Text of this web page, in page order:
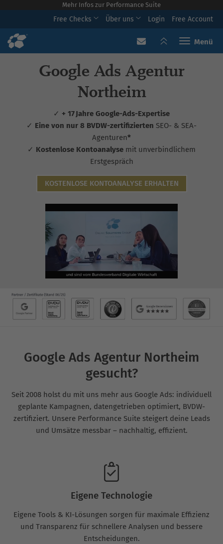
Mehr Infos zur Performance Suite
Free Checks Über uns Login Free Account
Toggle
Google Ads Agentur
Northeim
✓ + 17 Jahre Google-Ads-Expertise
✓ Eine von nur 8 BVDW-zertifizierten SEO- & SEA-
Agenturen*
✓ Kostenlose Kontoanalyse mit unverbindlichem
Erstgespräch
KOSTENLOSE KONTOANALYSE ERHALTEN
Google Ads Agentur Northeim
gesucht?
Seit 2008 holst du mit uns mehr aus Google Ads: individuell
geplante Kampagnen, datengetrieben optimiert, BVDW-
zertifiziert. Unsere Performance Suite steigert deine Leads
und Umsätze messbar – nachhaltig, effizient.
Eigene Technologie
Eigene Tools & KI-Lösungen sorgen für maximale Effizienz
und Transparenz für schnellere Analysen und bessere
Entscheidungen.